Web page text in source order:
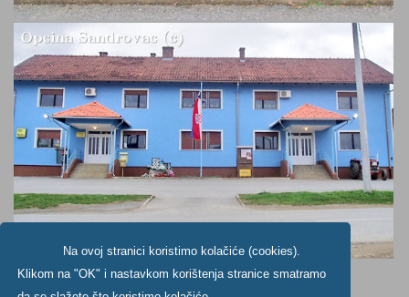
Na ovoj stranici koristimo kolačiće (cookies).
Klikom na "OK" i nastavkom korištenja stranice smatramo